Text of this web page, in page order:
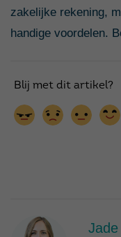
zakelijke rekening,
handige voordelen.